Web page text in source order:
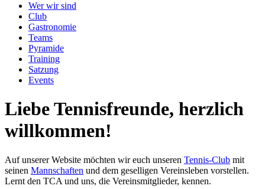
Wer wir sind
Club
Gastronomie
Teams
Pyramide
Training
Satzung
Events
Liebe Tennisfreunde, herzlich
willkommen!
Auf unserer Website möchten wir euch unseren Tennis-Club mit
seinen Mannschaften und dem geselligen Vereinsleben vorstellen.
Lernt den TCA und uns, die Vereinsmitglieder, kennen.